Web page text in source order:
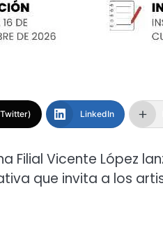
LinkedIn
Filial Vicente López
que invita a los